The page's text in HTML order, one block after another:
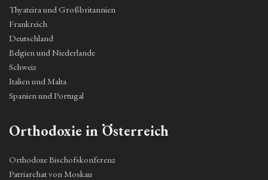
Thyateira und Großbritannien
Frankreich
Deutschland
Belgien und Niederlande
Schweiz
Italien und Malta
Spanien und Portugal
Orthodoxie in Österreich
Orthodoxe Bischofskonferenz
Patriarchat von Moskau